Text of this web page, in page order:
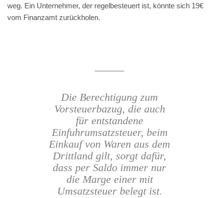
weg. Ein Unternehmer, der regelbesteuert ist, könnte sich 19€
vom Finanzamt zurückholen.
Die Berechtigung zum
Vorsteuerbazug, die auch
für entstandene
Einfuhrumsatzsteuer, beim
Einkauf von Waren aus dem
Drittland gilt, sorgt dafür,
dass per Saldo immer nur
die Marge einer mit
Umsatzsteuer belegt ist.